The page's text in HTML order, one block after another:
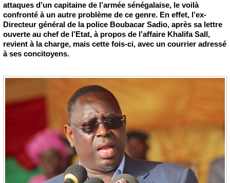
attaques d’un capitaine de l’armée sénégalaise, le voilà
confronté à un autre problème de ce genre. En effet, l’ex-
Directeur général de la police Boubacar Sadio, après sa lettre
ouverte au chef de l’Etat, à propos de l’affaire Khalifa Sall,
revient à la charge, mais cette fois-ci, avec un courrier adressé
à ses concitoyens.